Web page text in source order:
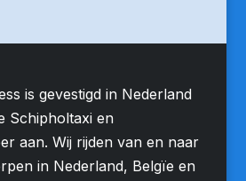
is gevestigd in Nederland
Schipholtaxi en
aan. Wij rijden van en naar
in Nederland, Belgïe en